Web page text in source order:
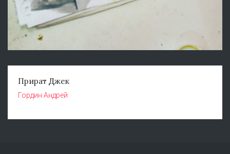
Прират Джек
Гордин Андрей